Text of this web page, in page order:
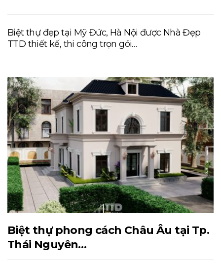
Biệt thự đẹp tại Mỹ Đức, Hà Nội được Nhà Đẹp
TTD thiết kế, thi công trọn gói…
Biệt thự phong cách Châu Âu tại Tp.
Thái Nguyên…